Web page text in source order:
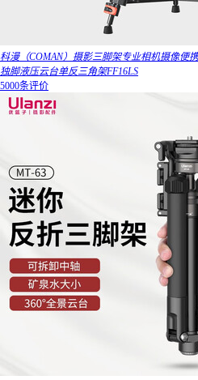
科漫（COMAN）摄影三脚架专业相机摄像便
独脚液压云台单反三角架FF16LS
5000条评价